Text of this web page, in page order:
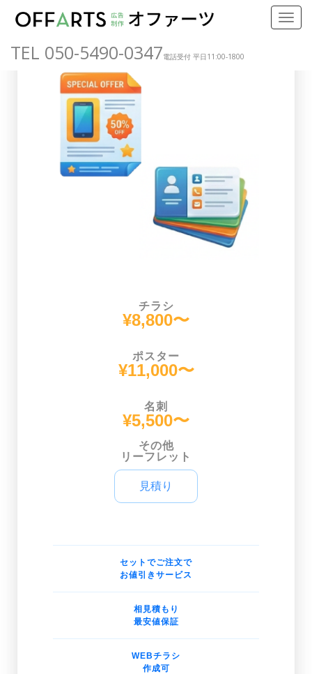
TEL 050-5490-0347電話受付 平日11:00-1800
チラシ
¥8,800〜
ポスター
¥11,000〜
名刺
¥5,500〜
その他
リーフレット
見積り
セットでご注文で
お値引きサービス
相見積もり
最安値保証
WEBチラシ
作成可